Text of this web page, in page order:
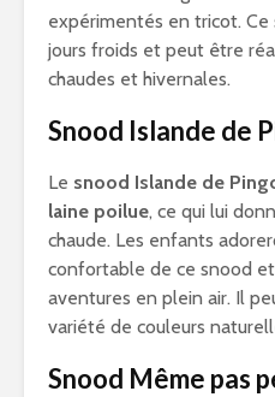
expérimentés en tricot.
jours froids et peut être
chaudes et hivernales.
Snood Islande de
Le snood Islande de
laine poilue, ce qui lui
chaude. Les enfants
confortable de ce snood
aventures en plein air. Il
variété de couleurs
Snood Même pas